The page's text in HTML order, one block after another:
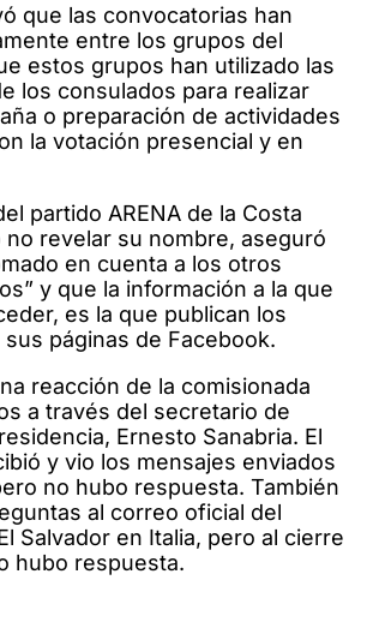
que las convocatorias han
entre los grupos del
estos grupos han utilizado las
los consulados para realizar
o preparación de actividades
la votación presencial y en
partido ARENA de la Costa
no revelar su nombre, aseguró
en cuenta a los otros
y que la información a la que
es la que publican los
páginas de Facebook.
reacción de la comisionada
a través del secretario de
Ernesto Sanabria. El
y vio los mensajes enviados
no hubo respuesta. También
al correo oficial del
Salvador en Italia, pero al cierre
hubo respuesta.